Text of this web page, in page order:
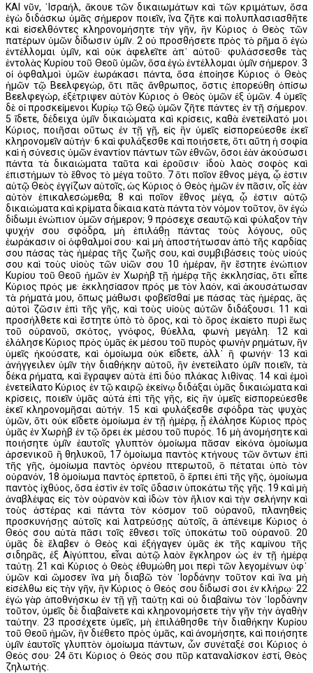
ΚΑΙ νῦν, ᾿Ισραήλ, ἄκουε τῶν δικαιωμάτων καὶ τῶν κριμάτων, ὅσα
ἐγὼ διδάσκω ὑμᾶς σήμερον ποιεῖν, ἵνα ζῆτε καὶ πολυπλασιασθῆτε
καὶ εἰσελθόντες κληρονομήσητε τὴν γῆν, ἣν Κύριος ὁ Θεὸς τῶν
πατέρων ὑμῶν δίδωσιν ὑμῖν. 2 οὐ προσθήσετε πρὸς τὸ ρῆμα ὃ ἐγὼ
ἐντέλλομαι ὑμῖν, καὶ οὐκ ἀφελεῖτε ἀπ᾿ αὐτοῦ· φυλάσσεσθε τὰς
ἐντολὰς Κυρίου τοῦ Θεοῦ ὑμῶν, ὅσα ἐγὼ ἐντέλλομαι ὑμῖν σήμερον. 3
οἱ ὀφθαλμοὶ ὑμῶν ἑωράκασι πάντα, ὅσα ἐποίησε Κύριος ὁ Θεὸς
ἡμῶν τῷ Βεελφεγώρ, ὅτι πᾶς ἄνθρωπος, ὅστις ἐπορεύθη ὀπίσω
Βεελφεγώρ, ἐξέτριψεν αὐτὸν Κύριος ὁ Θεὸς ὑμῶν ἐξ ὑμῶν. 4 ὑμεῖς
δὲ οἱ προσκείμενοι Κυρίῳ τῷ Θεῷ ὑμῶν ζῆτε πάντες ἐν τῇ σήμερον.
5 ἴδετε, δέδειχα ὑμῖν δικαιώματα καὶ κρίσεις, καθὰ ἐνετείλατό μοι
Κύριος, ποιῆσαι οὕτως ἐν τῇ γῇ, εἰς ἣν ὑμεῖς εἰσπορεύεσθε ἐκεῖ
κληρονομεῖν αὐτήν· 6 καὶ φυλάξεσθε καὶ ποιήσετε, ὅτι αὕτη ἡ σοφία
καὶ ἡ σύνεσις ὑμῶν ἐναντίον πάντων τῶν ἐθνῶν, ὅσοι ἐὰν ἀκούσωσι
πάντα τὰ δικαιώματα ταῦτα καὶ ἐροῦσιν· ἰδοὺ λαὸς σοφὸς καὶ
ἐπιστήμων τὸ ἔθνος τὸ μέγα τοῦτο. 7 ὅτι ποῖον ἔθνος μέγα, ᾧ ἐστιν
αὐτῷ Θεὸς ἐγγίζων αὐτοῖς, ὡς Κύριος ὁ Θεὸς ἡμῶν ἐν πᾶσιν, οἷς ἐὰν
αὐτὸν ἐπικαλεσώμεθα; 8 καὶ ποῖον ἔθνος μέγα, ᾧ ἐστιν αὐτῷ
δικαιώματα καὶ κρίματα δίκαια κατὰ πάντα τὸν νόμον τοῦτον, ὃν ἐγὼ
δίδωμι ἐνώπιον ὑμῶν σήμερον; 9 πρόσεχε σεαυτῷ καὶ φύλαξον τὴν
ψυχήν σου σφόδρα, μὴ ἐπιλάθῃ πάντας τοὺς λόγους, οὓς
ἑωράκασιν οἱ ὀφθαλμοί σου· καὶ μὴ ἀποστήτωσαν ἀπὸ τῆς καρδίας
σου πάσας τὰς ἡμέρας τῆς ζωῆς σου, καὶ συμβιβάσεις τοὺς υἱούς
σου καὶ τοὺς υἱοὺς τῶν υἱῶν σου 10 ἡμέραν, ἣν ἔστητε ἐνώπιον
Κυρίου τοῦ Θεοῦ ἡμῶν ἐν Χωρὴβ τῇ ἡμέρᾳ τῆς ἐκκλησίας, ὅτι εἶπε
Κύριος πρός με· ἐκκλησίασον πρός με τὸν λαόν, καὶ ἀκουσάτωσαν
τὰ ρήματά μου, ὅπως μάθωσι φοβεῖσθαί με πάσας τὰς ἡμέρας, ἃς
αὐτοὶ ζῶσιν ἐπὶ τῆς γῆς, καὶ τοὺς υἱοὺς αὐτῶν διδάξουσι. 11 καὶ
προσήλθετε καὶ ἔστητε ὑπὸ τὸ ὄρος, καὶ τὸ ὄρος ἐκαίετο πυρὶ ἕως
τοῦ οὐρανοῦ, σκότος, γνόφος, θύελλα, φωνὴ μεγάλη. 12 καὶ
ἐλάλησε Κύριος πρὸς ὑμᾶς ἐκ μέσου τοῦ πυρὸς φωνὴν ρημάτων, ἣν
ὑμεῖς ἠκούσατε, καὶ ὁμοίωμα οὐκ εἴδετε, ἀλλ᾿ ἢ φωνήν· 13 καὶ
ἀνήγγειλεν ὑμῖν τὴν διαθήκην αὐτοῦ, ἣν ἐνετείλατο ὑμῖν ποιεῖν, τὰ
δέκα ρήματα, καὶ ἔγραψεν αὐτὰ ἐπὶ δύο πλάκας λιθίνας. 14 καὶ ἐμοὶ
ἐνετείλατο Κύριος ἐν τῷ καιρῷ ἐκείνῳ διδάξαι ὑμᾶς δικαιώματα καὶ
κρίσεις, ποιεῖν ὑμᾶς αὐτά ἐπὶ τῆς γῆς, εἰς ἣν ὑμεῖς εἰσπορεύεσθε
ἐκεῖ κληρονομῆσαι αὐτήν. 15 καὶ φυλάξεσθε σφόδρα τὰς ψυχὰς
ὑμῶν, ὅτι οὐκ εἴδετε ὁμοίωμα ἐν τῇ ἡμέρᾳ, ᾗ ἐλάλησε Κύριος πρὸς
ὑμᾶς ἐν Χωρὴβ ἐν τῷ ὄρει ἐκ μέσου τοῦ πυρός. 16 μὴ ἀνομήσητε καὶ
ποιήσητε ὑμῖν ἑαυτοῖς γλυπτὸν ὁμοίωμα πᾶσαν εἰκόνα ὁμοίωμα
ἀρσενικοῦ ἢ θηλυκοῦ, 17 ὁμοίωμα παντὸς κτήνους τῶν ὄντων ἐπὶ
τῆς γῆς, ὁμοίωμα παντὸς ὀρνέου πτερωτοῦ, ὃ πέταται ὑπὸ τὸν
οὐρανόν, 18 ὁμοίωμα παντὸς ἑρπετοῦ, ὃ ἕρπει ἐπὶ τῆς γῆς, ὁμοίωμα
παντὸς ἰχθύος, ὅσα ἐστὶν ἐν τοῖς ὕδασιν ὑποκάτω τῆς γῆς. 19 καὶ μὴ
ἀναβλέψας εἰς τὸν οὐρανὸν καὶ ἰδὼν τὸν ἥλιον καὶ τὴν σελήνην καὶ
τοὺς ἀστέρας καὶ πάντα τὸν κόσμον τοῦ οὐρανοῦ, πλανηθεὶς
προσκυνήσῃς αὐτοῖς καὶ λατρεύσῃς αὐτοῖς, ἃ ἀπένειμε Κύριος ὁ
Θεός σου αὐτὰ πᾶσι τοῖς ἔθνεσι τοῖς ὑποκάτω τοῦ οὐρανοῦ. 20
ὑμᾶς δὲ ἔλαβεν ὁ Θεὸς καὶ ἐξήγαγεν ὑμᾶς ἐκ τῆς καμίνου τῆς
σιδηρᾶς, ἐξ Αἰγύπτου, εἶναι αὐτῷ λαὸν ἔγκληρον ὡς ἐν τῇ ἡμέρᾳ
ταύτῃ. 21 καὶ Κύριος ὁ Θεὸς ἐθυμώθη μοι περὶ τῶν λεγομένων ὑφ᾿
ὑμῶν καὶ ὤμοσεν ἵνα μὴ διαβῶ τὸν ᾿Ιορδάνην τοῦτον καὶ ἵνα μὴ
εἰσέλθω εἰς τὴν γῆν, ἣν Κύριος ὁ Θεός σου δίδωσί σοι ἐν κλήρῳ· 22
ἐγὼ γὰρ ἀποθνήσκω ἐν τῇ γῇ ταύτῃ καὶ οὐ διαβαίνω τὸν ᾿Ιορδάνην
τοῦτον, ὑμεῖς δὲ διαβαίνετε καὶ κληρονομήσετε τὴν γῆν τὴν ἀγαθὴν
ταύτην. 23 προσέχετε ὑμεῖς, μὴ ἐπιλάθησθε τὴν διαθήκην Κυρίου
τοῦ Θεοῦ ἡμῶν, ἣν διέθετο πρὸς ὑμᾶς, καὶ ἀνομήσητε, καὶ ποιήσητε
ὑμῖν ἑαυτοῖς γλυπτὸν ὁμοίωμα πάντων, ὧν συνέταξέ σοι Κύριος ὁ
Θεός σου· 24 ὅτι Κύριος ὁ Θεός σου πῦρ καταναλίσκον ἐστί, Θεὸς
ζηλωτής.